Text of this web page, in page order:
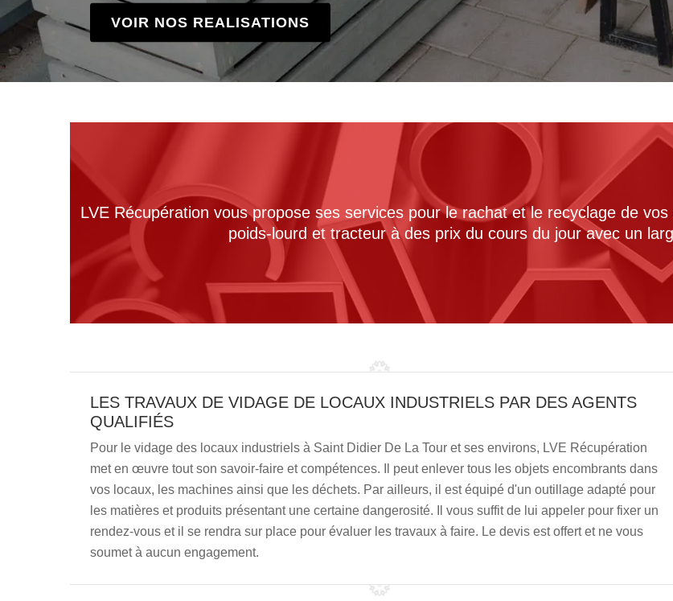
VOIR NOS REALISATIONS
LVE Récupération vous propose ses services pour le rachat et le recyclage de
poids-lourd et tracteur à des prix du cours du jour avec un
LES TRAVAUX DE VIDAGE DE LOCAUX INDUSTRIELS PAR DES AGENTS
QUALIFIÉS
Pour le vidage des locaux industriels à Saint Didier De La Tour et ses environs, LVE Récupération
met en œuvre tout son savoir-faire et compétences. Il peut enlever tous les objets encombrants dans
vos locaux, les machines ainsi que les déchets. Par ailleurs, il est équipé d'un outillage adapté pour
les matières et produits présentant une certaine dangerosité. Il vous suffit de lui appeler pour fixer un
rendez-vous et il se rendra sur place pour évaluer les travaux à faire. Le devis est offert et ne vous
soumet à aucun engagement.